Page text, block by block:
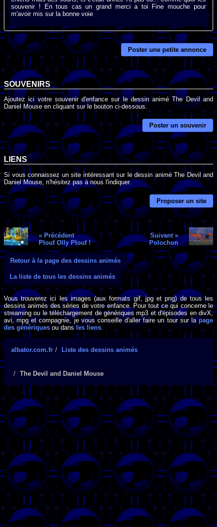
souvenir ! En tous cas un grand merci a toi Fine mouche pour
m'avoir mis sur la bonne voie
Poster une petite annonce
SOUVENIRS
Ajoutez ici votre souvenir d'enfance sur le dessin animé The Devil and
Daniel Mouse en cliquant sur le bouton ci-dessous.
Poster un souvenir
LIENS
Si vous connaissez un site intéressant sur le dessin animé The Devil and
Daniel Mouse, n'hésitez pas à nous l'indiquer.
Proposer un site
« Précédent
Plouf Olly Plouf !
Suivant »
Polochon
Retour à la page des dessins animés
La liste de tous les dessins animés
Vous trouverez ici les images (aux formats gif, jpg et png) de tous les
dessins animés des séries de votre enfance. Pour tout ce qui concerne le
streaming ou le téléchargement de génériques mp3 et d'épisodes en divX,
avi, mpg et compagnie, je vous conseille d'aller faire un tour sur lapage
des génériques ou dansles liens.
albator.com.fr Liste des dessins animés
The Devil and Daniel Mouse